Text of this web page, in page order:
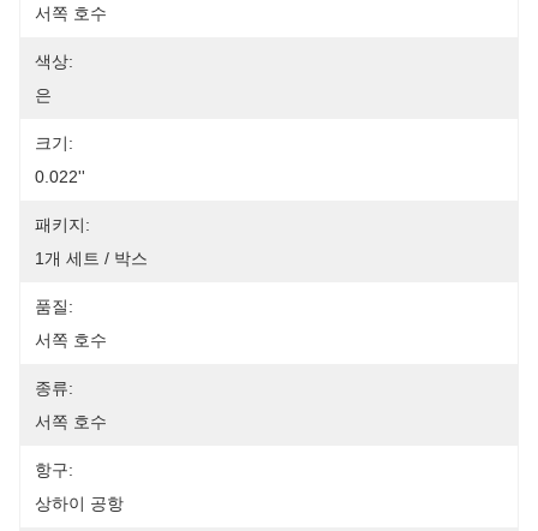
서쪽 호수
색상:
은
크기:
0.022''
패키지:
1개 세트 / 박스
품질:
서쪽 호수
종류:
서쪽 호수
항구:
상하이 공항